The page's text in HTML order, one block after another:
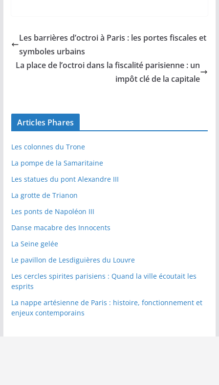
Les barrières d’octroi à Paris : les portes fiscales et
symboles urbains
La place de l’octroi dans la fiscalité parisienne : un
impôt clé de la capitale
Articles Phares
Les colonnes du Trone
La pompe de la Samaritaine
Les statues du pont Alexandre III
La grotte de Trianon
Les ponts de Napoléon III
Danse macabre des Innocents
La Seine gelée
Le pavillon de Lesdiguières du Louvre
Les cercles spirites parisiens : Quand la ville écoutait les
esprits
La nappe artésienne de Paris : histoire, fonctionnement et
enjeux contemporains